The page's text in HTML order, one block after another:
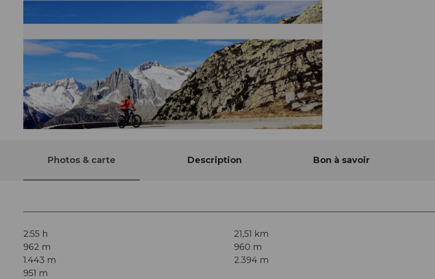
Photos & carte Description Bon à savoir
2:55 h
21,51 km
962 m
960 m
1.443 m
2.394 m
951 m